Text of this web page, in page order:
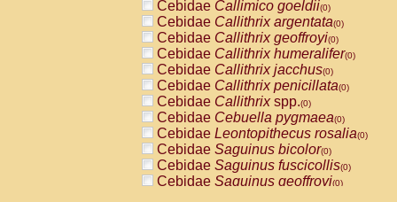
Cebidae Callimico goeldii(0)
Cebidae Callithrix argentata(0)
Cebidae Callithrix geoffroyi(0)
Cebidae Callithrix humeralifer(0)
Cebidae Callithrix jacchus(0)
Cebidae Callithrix penicillata(0)
Cebidae Callithrixspp.(0)
Cebidae Cebuella pygmaea(0)
Cebidae Leontopithecus rosalia(0)
Cebidae Saguinus bicolor(0)
Cebidae Saguinus fuscicollis(0)
Cebidae Saguinus geoffroyi(0)